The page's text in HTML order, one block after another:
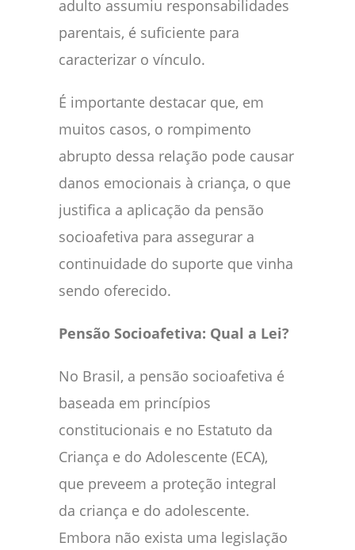
adulto assumiu responsabilidades
parentais, é suficiente para
caracterizar o vínculo.
É importante destacar que, em
muitos casos, o rompimento
abrupto dessa relação pode causar
danos emocionais à criança, o que
justifica a aplicação da pensão
socioafetiva para assegurar a
continuidade do suporte que vinha
sendo oferecido.
Pensão Socioafetiva: Qual a Lei?
No Brasil, a pensão socioafetiva é
baseada em princípios
constitucionais e no Estatuto da
Criança e do Adolescente (ECA),
que preveem a proteção integral
da criança e do adolescente.
Embora não exista uma legislação